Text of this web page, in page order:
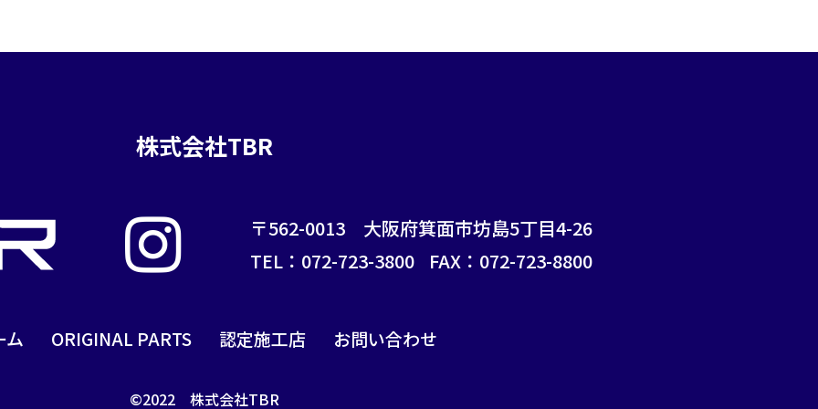
株式会社TBR
〒562-0013 大阪府箕面市坊島5丁目4-26
TEL：072-723-3800
FAX：072-723-8800
ム ORIGINAL PARTS 認定施工店 お問い合わせ
©2022 株式会社TBR